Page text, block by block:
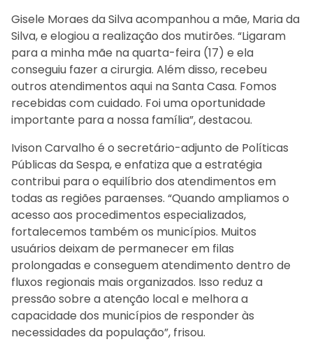
Gisele Moraes da Silva acompanhou a mãe, Maria da
Silva, e elogiou a realização dos mutirões. “Ligaram
para a minha mãe na quarta-feira (17) e ela
conseguiu fazer a cirurgia. Além disso, recebeu
outros atendimentos aqui na Santa Casa. Fomos
recebidas com cuidado. Foi uma oportunidade
importante para a nossa família”, destacou.
Ivison Carvalho é o secretário-adjunto de Políticas
Públicas da Sespa, e enfatiza que a estratégia
contribui para o equilíbrio dos atendimentos em
todas as regiões paraenses. “Quando ampliamos o
acesso aos procedimentos especializados,
fortalecemos também os municípios. Muitos
usuários deixam de permanecer em filas
prolongadas e conseguem atendimento dentro de
fluxos regionais mais organizados. Isso reduz a
pressão sobre a atenção local e melhora a
capacidade dos municípios de responder às
necessidades da população”, frisou.